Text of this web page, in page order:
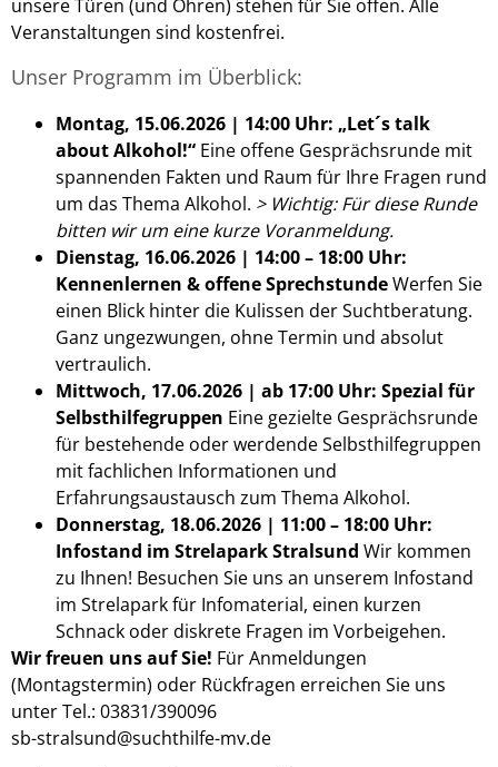
unsere Türen (und Ohren) stehen für Sie offen. Alle
Veranstaltungen sind kostenfrei.
Unser Programm im Überblick:
Montag, 15.06.2026 | 14:00 Uhr: „Let´s talk
about Alkohol!“ Eine offene Gesprächsrunde mit
spannenden Fakten und Raum für Ihre Fragen rund
um das Thema Alkohol. > Wichtig: Für diese Runde
bitten wir um eine kurze Voranmeldung.
Dienstag, 16.06.2026 | 14:00 – 18:00 Uhr:
Kennenlernen & offene SprechstundeWerfen Sie
einen Blick hinter die Kulissen der Suchtberatung.
Ganz ungezwungen, ohne Termin und absolut
vertraulich.
Mittwoch, 17.06.2026 | ab 17:00 Uhr: Spezial für
Selbsthilfegruppen Eine gezielte Gesprächsrunde
für bestehende oder werdende Selbsthilfegruppen
mit fachlichen Informationen und
Erfahrungsaustausch zum Thema Alkohol.
Donnerstag, 18.06.2026 | 11:00 – 18:00 Uhr:
Infostand im Strelapark Stralsund Wir kommen
zu Ihnen! Besuchen Sie uns an unserem Infostand
im Strelapark für Infomaterial, einen kurzen
Schnack oder diskrete Fragen im Vorbeigehen.
Wir freuen uns auf Sie! Für Anmeldungen
(Montagstermin) oder Rückfragen erreichen Sie uns
unter Tel.: 03831/390096
sb-stralsund@suchthilfe-mv.de